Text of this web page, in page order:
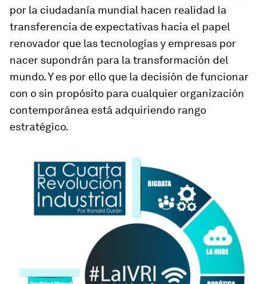
por la ciudadanía mundial hacen realidad la
transferencia de expectativas hacia el papel
renovador que las tecnologías y empresas por
nacer supondrán para la transformación del
mundo. Y es por ello que la decisión de funcionar
con o sin propósito para cualquier organización
contemporánea está adquiriendo rango
estratégico.